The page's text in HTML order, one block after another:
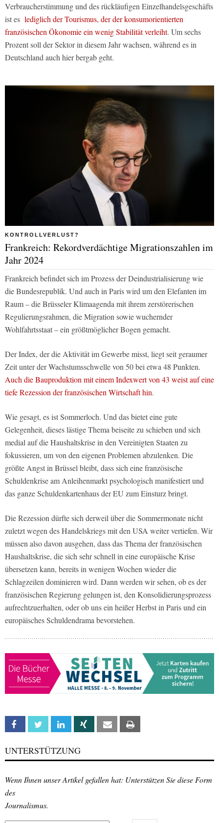
Verbraucherstimmung und des rückläufigen Einzelhandelsgeschäfts
ist es lediglich der Tourismus, der der konsumorientierten
französischen Ökonomie ein wenig Stabilität verleiht. Um sechs
Prozent soll der Sektor in diesem Jahr wachsen, während es in
Deutschland auch hier bergab geht.
KONTROLLVERLUST?
Frankreich: Rekordverdächtige Migrationszahlen im
Jahr 2024
Frankreich befindet sich im Prozess der Deindustrialisierung wie
die Bundesrepublik. Und auch in Paris wird um den Elefanten im
Raum – die Brüsseler Klimaagenda mit ihrem zerstörerischen
Regulierungsrahmen, die Migration sowie wuchernder
Wohlfahrtsstaat – ein größtmöglicher Bogen gemacht.
Der Index, der die Aktivität im Gewerbe misst, liegt seit geraumer
Zeit unter der Wachstumsschwelle von 50 bei etwa 48 Punkten.
Auch die Bauproduktion mit einem Indexwert von 43 weist auf eine
tiefe Rezession der französischen Wirtschaft hin.
Wie gesagt, es ist Sommerloch. Und das bietet eine gute
Gelegenheit, dieses lästige Thema beiseite zu schieben und sich
medial auf die Haushaltskrise in den Vereinigten Staaten zu
fokussieren, um von den eigenen Problemen abzulenken. Die
größte Angst in Brüssel bleibt, dass sich eine französische
Schuldenkrise am Anleihenmarkt psychologisch manifestiert und
das ganze Schuldenkartenhaus der EU zum Einsturz bringt.
Die Rezession dürfte sich derweil über die Sommermonate nicht
zuletzt wegen des Handelskriegs mit den USA weiter vertiefen. Wir
müssen also davon ausgehen, dass das Thema der französischen
Haushaltskrise, die sich sehr schnell in eine europäische Krise
übersetzen kann, bereits in wenigen Wochen wieder die
Schlagzeilen dominieren wird. Dann werden wir sehen, ob es der
französischen Regierung gelungen ist, den Konsolidierungsprozess
aufrechtzuerhalten, oder ob uns ein heißer Herbst in Paris und ein
europäisches Schuldendrama bevorstehen.
Facebook Twitter Linkedin Xing Email
UNTERSTÜTZUNG
Wenn Ihnen unser Artikel gefallen hat: Unterstützen Sie diese Form
des
Journalismus.